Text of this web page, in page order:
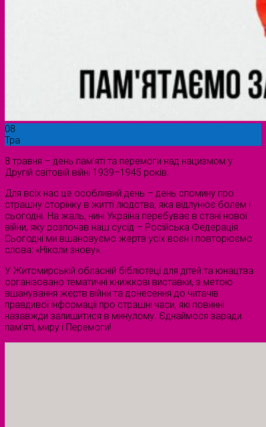
08
Тра
8 травня – день пам’яті та перемоги над нацизмом у
Другій світовій війні 1939–1945 років.
Для всіх нас це особливий день – день спомину про
страшну сторінку в житті людства, яка відлунює болем і
сьогодні. На жаль, нині Україна перебуває в стані нової
війни, яку розпочав наш сусід – Російська Федерація.
Сьогодні ми вшановуємо жертв усіх воєн і повторюємо
слова: «Ніколи знову».
У Житомирській обласній бібліотеці для дітей та юнацтва
організовано тематичні книжкові виставки, з метою
вшанування жертв війни та донесення до читачів
правдивої інформації про страшні часи, які повинні
назавжди залишитися в минулому. Єднаймося заради
пам’яті, миру і Перемоги!